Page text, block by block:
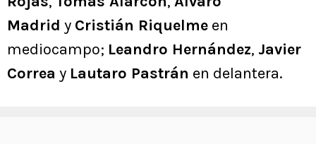
Madrid y Cristián Riquelme en
mediocampo; Leandro Hernández, Javier
Correa y Lautaro Pastrán en delantera.